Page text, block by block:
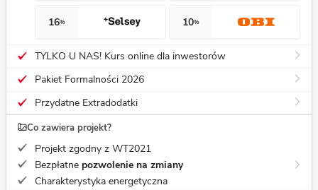
16% 10%
TYLKO U NAS! Kurs online dla inwestorów
Pakiet Formalności 2026
Przydatne Extradodatki
Co zawiera projekt?
Projekt zgodny z WT2021
Bezpłatne pozwolenie na zmiany
Charakterystyka energetyczna